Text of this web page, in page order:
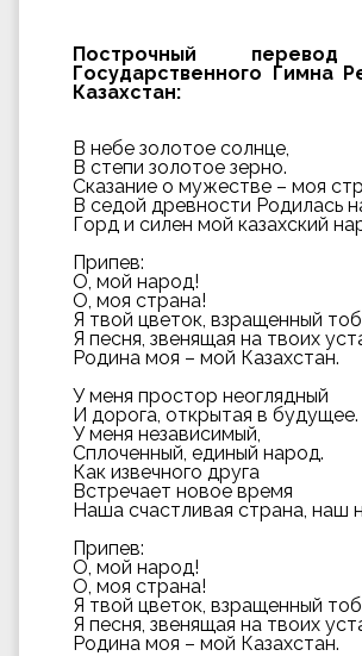
Построчный перевод
Государственного Гимна
Казахстан:
В небе золотое солнце,
В степи золотое зерно.
Сказание о мужестве – моя
В седой древности Родилась
Горд и силен мой казахский
Припев:
О, мой народ!
О, моя страна!
Я твой цветок, взращенный
Я песня, звенящая на твоих
Родина моя – мой Казахстан.
У меня простор неоглядный
И дорога, открытая в будущее.
У меня независимый,
Сплоченный, единый народ.
Как извечного друга
Встречает новое время
Наша счастливая страна, наш
Припев:
О, мой народ!
О, моя страна!
Я твой цветок, взращенный
Я песня, звенящая на твоих
Родина моя – мой Казахстан.